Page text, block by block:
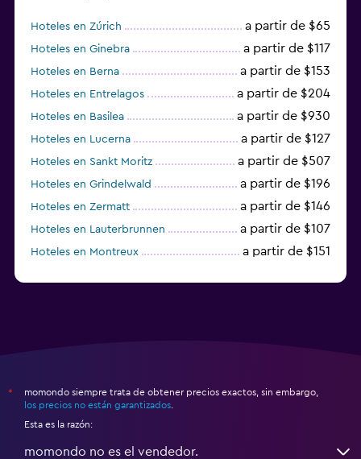
Hoteles en Zúrich a partir de $65
Hoteles en Ginebra a partir de $117
Hoteles en Berna a partir de $153
Hoteles en Entrelagos a partir de $204
Hoteles en Basilea a partir de $930
Hoteles en Lucerna a partir de $127
Hoteles en Sankt Moritz a partir de $507
Hoteles en Grindelwald a partir de $196
Hoteles en Zermatt a partir de $146
Hoteles en Lauterbrunnen a partir de $107
Hoteles en Montreux a partir de $151
*
momondo siempre trata de obtener precios exactos, sin embargo,
los precios no están garantizados
Esta es la razón:
momondo no es el vendedor.